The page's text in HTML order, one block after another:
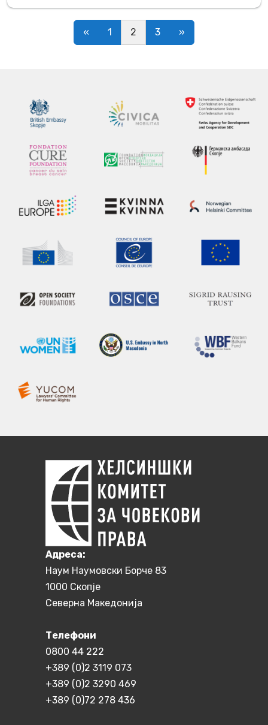
Posts navigation
« 1 2 3 »
Aдреса:
Наум Наумовски Борче 83
1000 Скопје
Северна Македонија
Телефони
0800 44 222
+389 (0)2 3119 073
+389 (0)2 3290 469
+389 (0)72 278 436